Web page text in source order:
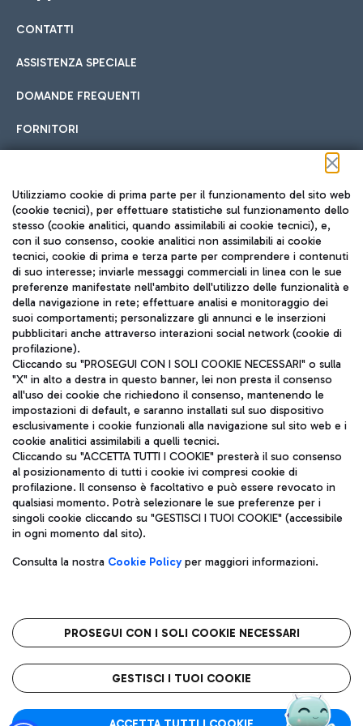
Cucina Internazionale
Fast Food
Pizza
Gelateria
Wine Bar & Sparkling
Hotel in aeroporto
Scegli l'alloggio più adatto e approfitta della vicinanza
all'aeroporto.
Car sharing
Con il Car Sharing è ancora più facile spostarsi
Treno
Raggiungi velocemente l'aeroporto di Fiumicino da Roma
tramite i servizi ferroviari Trenitalia.
Autobus
Scopri le linee di autobus per raggiungere l'aeroporto
Leonardo Da Vinci.
Raggiungi l’aeroporto senza pensieri con il servizio di taxi a
Ristoranti
Scopri la nostra offerta per una pausa gustosa in aeroporto
Mappa Aeroporto Fiumicino
CONTATTI
ASSISTENZA SPECIALE
DOMANDE FREQUENTI
FORNITORI
Seguici sui social
TRAVEL JOURNAL
ITA
Aeroporti di Roma S.p.A. - Società soggetta a direzione e
coordinamento di Mundys S.p.A.
Codice fiscale e Registro delle Imprese di Roma 13032990155 P.
IVA 06572251004
Capitale sociale 62.224.743,00 int. vers.
Sede legale: Via Pier Paolo Racchetti 1 - 00054 Fiumicino (RM)
telefono +39 06 65951
Privacy policy
Note legali
Roma FCO
L'aeroporto stellato
Utilizziamo cookie di prima parte per il funzionamento del sito web
(cookie tecnici), per effettuare statistiche sul funzionamento dello
stesso (cookie analitici, quando assimilabili ai cookie tecnici), e,
con il suo consenso, cookie analitici non assimilabili ai cookie
tecnici, cookie di prima e terza parte per comprendere i contenuti
di suo interesse; inviarle messaggi commerciali in linea con le sue
preferenze manifestate nell'ambito dell'utilizzo delle funzionalità e
della navigazione in rete; effettuare analisi e monitoraggio dei
suoi comportamenti; personalizzare gli annunci e le inserzioni
pubblicitari anche attraverso interazioni social network (cookie di
profilazione).
Cliccando su "PROSEGUI CON I SOLI COOKIE NECESSARI" o sulla
"X" in alto a destra in questo banner, lei non presta il consenso
all'uso dei cookie che richiedono il consenso, mantenendo le
impostazioni di default, e saranno installati sul suo dispositivo
esclusivamente i cookie funzionali alla navigazione sul sito web e i
cookie analitici assimilabili a quelli tecnici.
Cliccando su "ACCETTA TUTTI I COOKIE" presterà il suo consenso
al posizionamento di tutti i cookie ivi compresi cookie di
profilazione. Il consenso è facoltativo e può essere revocato in
qualsiasi momento. Potrà selezionare le sue preferenze per i
singoli cookie cliccando su "GESTISCI I TUOI COOKIE" (accessibile
in ogni momento dal sito).
Consulta la nostra Cookie Policyper maggiori informazioni.
PROSEGUI CON I SOLI COOKIE NECESSARI
GESTISCI I TUOI COOKIE